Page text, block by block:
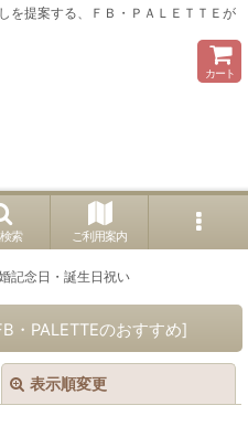
を提案する、ＦＢ・ＰＡＬＥＴＴＥが
カート
索 ご利用案内
記念日・誕生日祝い
・PALETTEのおすすめ]
表示順変更